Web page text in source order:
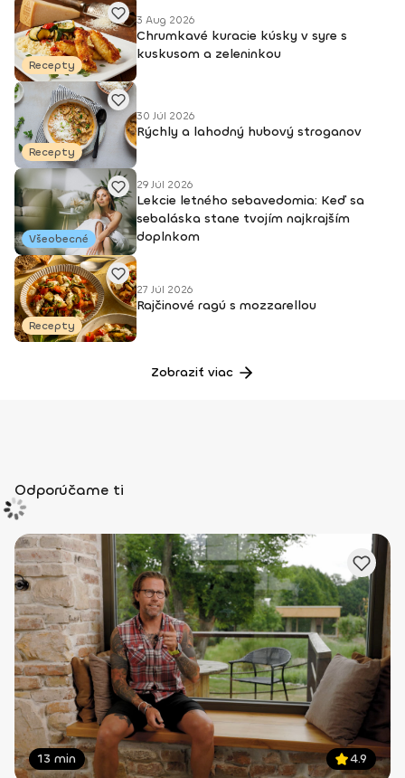
Recepty
3 Aug 2026
Chrumkavé kuracie kúsky v syre s
kuskusom a zeleninkou
Recepty
30 Júl 2026
Rýchly a lahodný hubový stroganov
Všeobecné
29 Júl 2026
Lekcie letného sebavedomia: Keď sa
sebaláska stane tvojím najkrajším
doplnkom
Recepty
27 Júl 2026
Rajčinové ragú s mozzarellou
Zobraziť viac
Odporúčame ti
13 min 4.9